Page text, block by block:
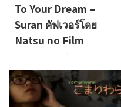
(Natsu no Film)
To Your Dream –
Suran คัฟเวอร์โดย
Natsu no Film
จากเพลงที่ชอบหรือเพลงที่น่า
สนใจครั้งนี้คือ “To Your Dream”
ของ Suran
ร้อง, กีตาร์: Natsu